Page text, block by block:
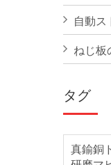
自動
ねじ板
タグ
真鍮銅